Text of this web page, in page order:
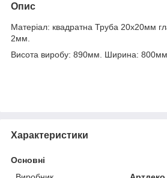
Опис
Матеріал: квадратна Труба 20х20мм
2мм.
Висота виробу: 890мм. Ширина:
Характеристики
Основні